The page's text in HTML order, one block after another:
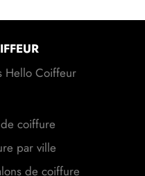
Hello Coiffeur
coiffure
par ville
de coiffure